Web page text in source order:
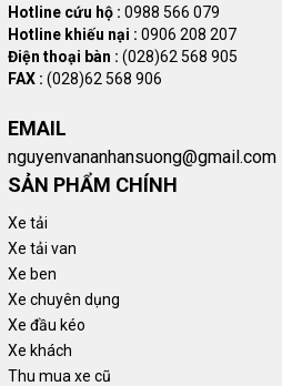
Hotline cứu hộ : 0988 566 079
Hotline khiếu nại : 0906 208 207
Điện thoại bàn : (028)62 568 905
FAX : (028)62 568 906
EMAIL
nguyenvananhansuong@gmail.com
SẢN PHẨM CHÍNH
Xe tải
Xe tải van
Xe ben
Xe chuyên dụng
Xe đầu kéo
Xe khách
Thu mua xe cũ